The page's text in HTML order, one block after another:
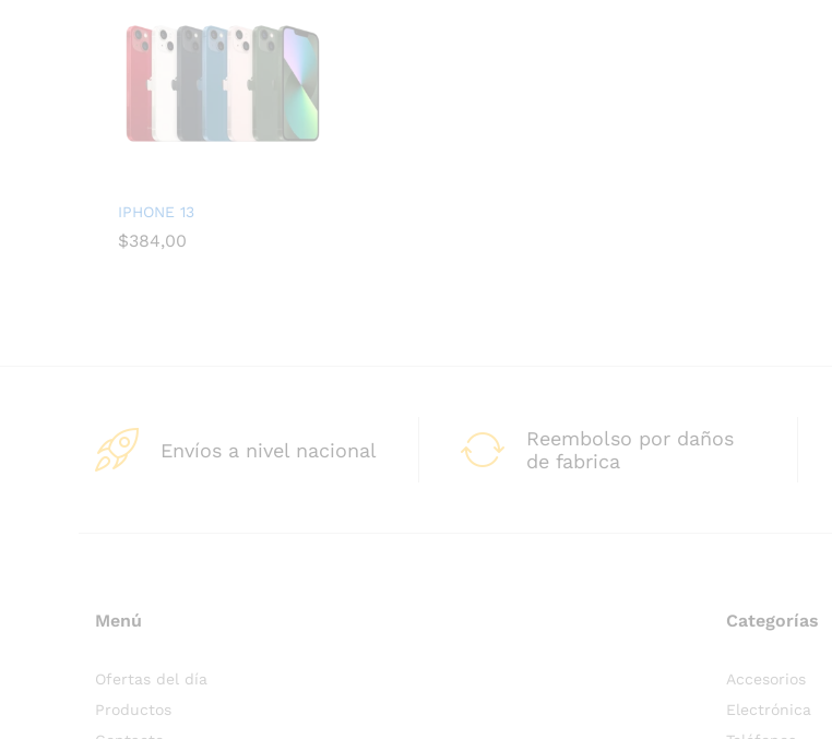
IPHONE 13
$384,00
Envíos a nivel nacional
Reembolso por daños
de fabrica
Menú
Ofertas del día
Productos
Categorías
Accesorios
Electrónica